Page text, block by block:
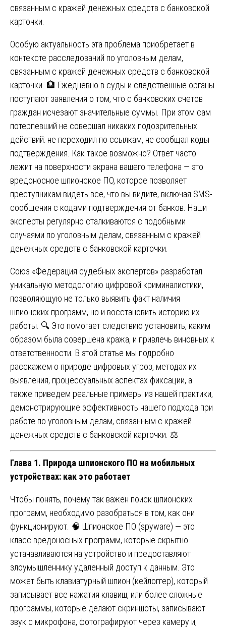
связанным с кражей денежных средств с банковской
карточки.
Особую актуальность эта проблема приобретает в
контексте расследований по уголовным делам,
связанным с кражей денежных средств с банковской
карточки. 🏦 Ежедневно в суды и следственные органы
поступают заявления о том, что с банковских счетов
граждан исчезают значительные суммы. При этом сам
потерпевший не совершал никаких подозрительных
действий: не переходил по ссылкам, не сообщал коды
подтверждения. Как такое возможно? Ответ часто
лежит на поверхности экрана вашего телефона — это
вредоносное шпионское ПО, которое позволяет
преступникам видеть все, что вы видите, включая SMS-
сообщения с кодами подтверждения от банков. Наши
эксперты регулярно сталкиваются с подобными
случаями по уголовным делам, связанным с кражей
денежных средств с банковской карточки.
Союз «Федерация судебных экспертов» разработал
уникальную методологию цифровой криминалистики,
позволяющую не только выявить факт наличия
шпионских программ, но и восстановить историю их
работы. 🔍 Это помогает следствию установить, каким
образом была совершена кража, и привлечь виновных к
ответственности. В этой статье мы подробно
расскажем о природе цифровых угроз, методах их
выявления, процессуальных аспектах фиксации, а
также приведем реальные примеры из нашей практики,
демонстрирующие эффективность нашего подхода при
работе по уголовным делам, связанным с кражей
денежных средств с банковской карточки. ⚖️
Глава 1. Природа шпионского ПО на мобильных
устройствах: как это работает
Чтобы понять, почему так важен поиск шпионских
программ, необходимо разобраться в том, как они
функционируют. 🧠 Шпионское ПО (spyware) — это
класс вредоносных программ, которые скрытно
устанавливаются на устройство и предоставляют
злоумышленнику удаленный доступ к данным. Это
может быть клавиатурный шпион (кейлоггер), который
записывает все нажатия клавиш, или более сложные
программы, которые делают скриншоты, записывают
звук с микрофона, фотографируют через камеру и,